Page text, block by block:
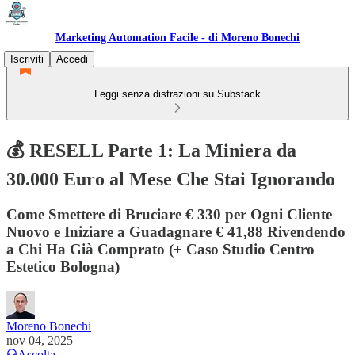
Marketing Automation Facile - di Moreno Bonechi
Iscriviti
Accedi
Leggi senza distrazioni su Substack
💰 RESELL Parte 1: La Miniera da
30.000 Euro al Mese Che Stai Ignorando
Come Smettere di Bruciare € 330 per Ogni Cliente
Nuovo e Iniziare a Guadagnare € 41,88 Rivendendo
a Chi Ha Già Comprato (+ Caso Studio Centro
Estetico Bologna)
Moreno Bonechi
nov 04, 2025